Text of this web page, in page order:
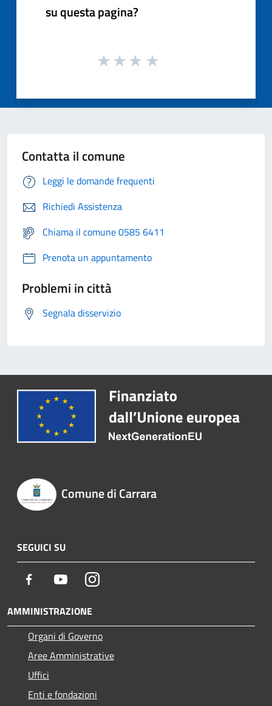
su questa pagina?
Contatta il comune
Leggi le domande frequenti
Richiedi Assistenza
Chiama il comune 0585 6411
Prenota un appuntamento
Problemi in città
Segnala disservizio
Comune di Carrara
SEGUICI SU
Facebook YoutubeInstagram
AMMINISTRAZIONE
Organi di Governo
Aree Amministrative
Uffici
Enti e fondazioni